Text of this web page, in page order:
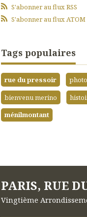
S'abonner au flux RSS
S'abonner au flux ATOM
Tags populaires
rue du pressoir
bienvenu merino
ménilmontant
PARIS, RUE
Vingtième